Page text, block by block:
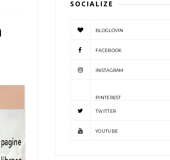
SOCIALIZE
BLOGLOVIN
FACEBOOK
INSTAGRAM
PINTEREST
TWITTER
YOUTUBE